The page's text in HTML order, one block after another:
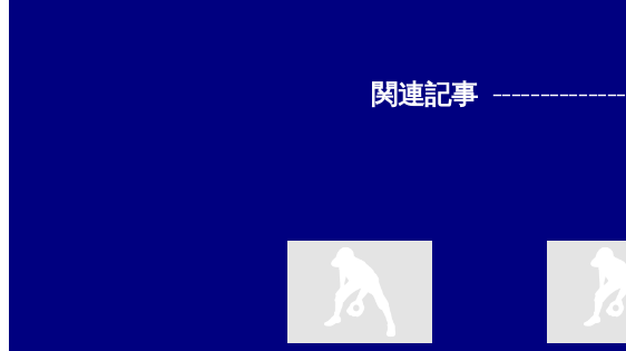
関連記事 --------------